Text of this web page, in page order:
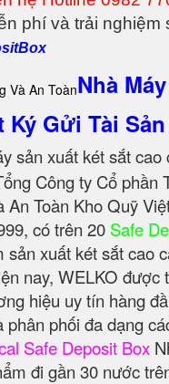
phí và trải nghiệm
Nhà
Ký Gửi Tài
sản xuất két sắt cao
Công ty Cổ phần
An Toàn Kho Quỹ
có trên 20 Safe
sản xuất két sắt cao
nay, WELKO được
hiệu uy tín hàng
phân phối đa dạng
Safe Deposit Box
đi gần 30 nước